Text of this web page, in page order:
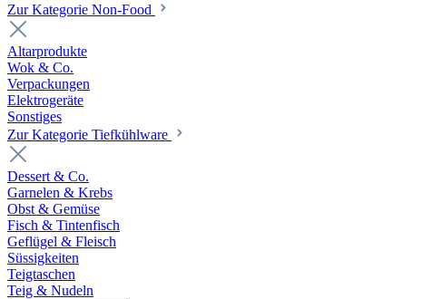
Zur Kategorie Non-Food
Altarprodukte
Wok & Co.
Verpackungen
Elektrogeräte
Sonstiges
Zur Kategorie Tiefkühlware
Dessert & Co.
Garnelen & Krebs
Obst & Gemüse
Fisch & Tintenfisch
Geflügel & Fleisch
Süssigkeiten
Teigtaschen
Teig & Nudeln